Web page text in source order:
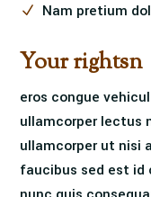
Nam pretium
Your rightsn
eros congue
ullamcorper lectus
ullamcorper ut nisi
faucibus sed est id